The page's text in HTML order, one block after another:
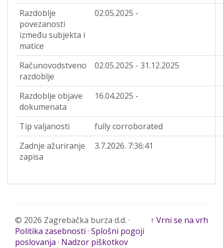
Razdoblje
povezanosti
između subjekta i
matice
02.05.2025 -
Računovodstveno
razdoblje
02.05.2025 - 31.12.2025
Razdoblje objave
dokumenata
16.04.2025 -
Tip valjanosti
fully corroborated
Zadnje ažuriranje
zapisa
3.7.2026. 7:36:41
↑ Vrni se na vrh
© 2026 Zagrebačka burza d.d. ·
Politika zasebnosti · Splošni pogoji
poslovanja · Nadzor piškotkov